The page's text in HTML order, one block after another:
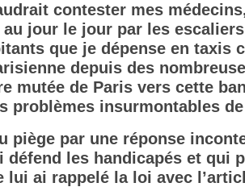
contester mes
au jour le jour par les
que je dépense en taxis
depuis des
mutée de Paris vers cette
problèmes insurmontables
piège par une réponse
défend les handicapés et qui
lui ai rappelé la loi avec